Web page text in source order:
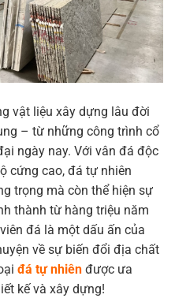
vật liệu xây dựng lâu đời
– từ những công trình cổ
ngày nay. Với vân đá độc
cứng cao, đá tự nhiên
trọng mà còn thể hiện sự
thành từ hàng triệu năm
đá là một dấu ấn của
về sự biến đổi địa chất
đá tự nhiên được ưa
kế và xây dựng!